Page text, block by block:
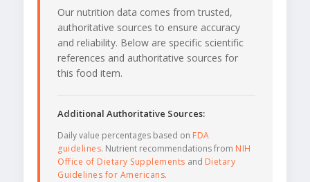
Our nutrition data comes from trusted,
authoritative sources to ensure accuracy
and reliability. Below are specific scientific
references and authoritative sources for
this food item.
Additional Authoritative Sources:
Daily value percentages based on FDA
guidelines. Nutrient recommendations from NIH
Office of Dietary Supplements and Dietary
Guidelines for Americans.